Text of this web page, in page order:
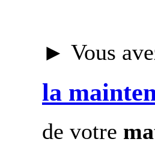
► Vous
la
de votre